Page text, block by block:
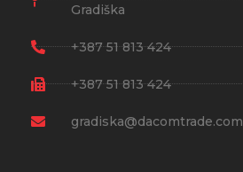
Gradiška
+387 51 813 424
+387 51 813 424
gradiska@dacomtrade.com